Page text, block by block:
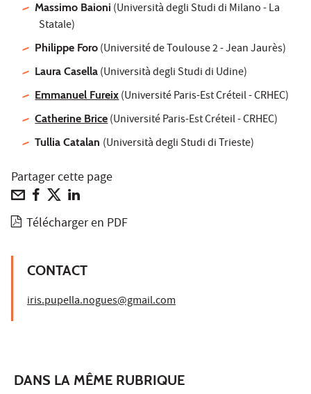
Massimo Baioni (Università degli Studi di Milano - La
Statale)
Philippe Foro (Université de Toulouse 2 - Jean Jaurès)
Laura Casella (Università degli Studi di Udine)
Emmanuel Fureix(Université Paris-Est Créteil - CRHEC)
Catherine Brice(Université Paris-Est Créteil - CRHEC)
Tullia Catalan (Università degli Studi di Trieste)
Partager cette page
Télécharger en PDF
CONTACT
iris.pupella.nogues@gmail.com
DANS LA MÊME RUBRIQUE